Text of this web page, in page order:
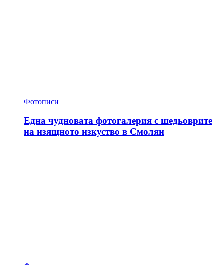
Фотописи
Една чудновата фотогалерия с шедьоврите
на изящното изкуство в Смолян